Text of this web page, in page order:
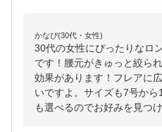
かなぴ(30代・女性)
30代の女性にぴったりなロ
です！腰元がきゅっと絞ら
効果があります！フレアに
いですよ。サイズも7号か
も選べるのでお好みを見つ